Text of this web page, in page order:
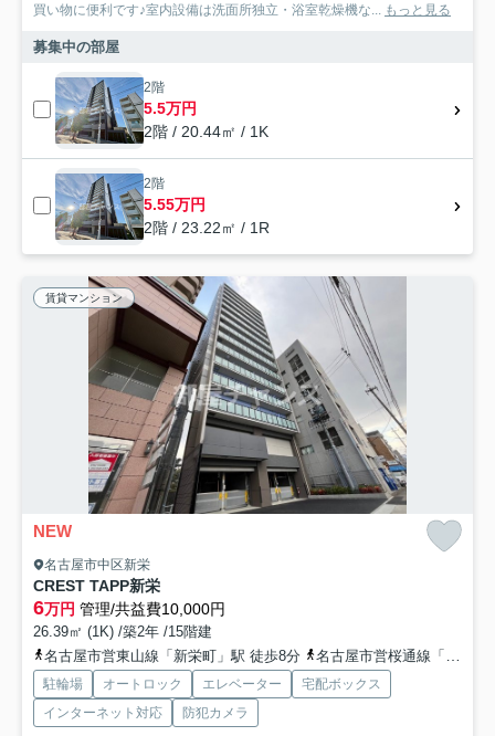
買い物に便利です♪室内設備は洗面所独立・浴室乾燥機な...
もっと見る
募集中の部屋
2階
5.5万円
2階 / 20.44㎡ / 1K
2階
5.55万円
2階 / 23.22㎡ / 1R
賃貸マンション
NEW
名古屋市中区新栄
CREST TAPP新栄
6万円 管理/共益費10,000円
26.39㎡ (1K) /築2年 /15階建
名古屋市営東山線「新栄町」駅 徒歩8分
名古屋市営桜通線「高岳」駅 徒歩15分
駐輪場 オートロック エレベーター
宅配ボックス
インターネット対応
防犯カメラ